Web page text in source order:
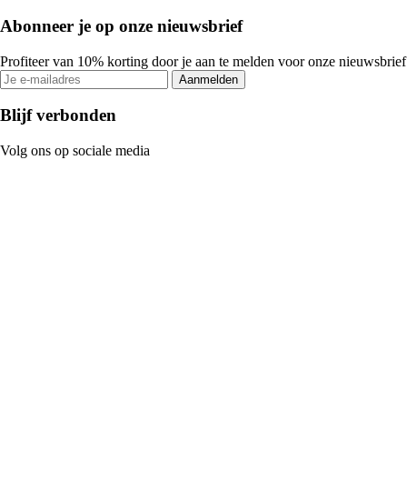
Abonneer je op onze nieuwsbrief
Profiteer van 10% korting door je aan te melden voor onze nieuwsbrief
Aanmelden
Blijf verbonden
Volg ons op sociale media